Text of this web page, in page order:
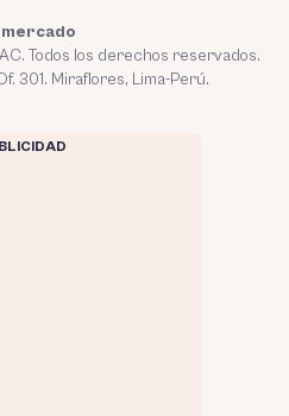
Todos los derechos reservados.
301. Miraflores, Lima-Perú.